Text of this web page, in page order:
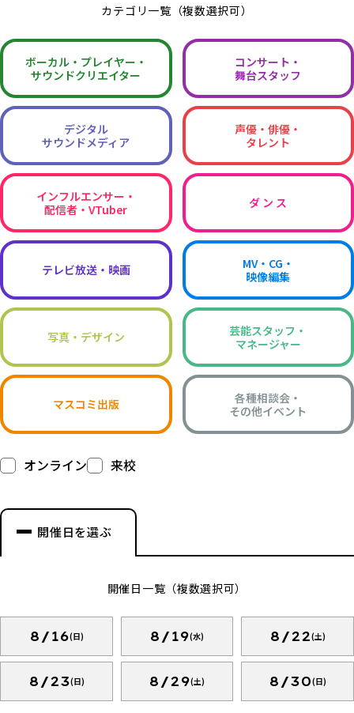
カテゴリ一覧（複数選択可）
ボーカル・ プレイヤー・
サウンドクリエイター
コンサート・
舞台スタッフ
デジタル
サウンドメディア
声優・俳優・
タレント
インフルエンサー・
配信者・VTuber
ダ ン ス
テレビ放送・映画
MV・CG・
映像編集
写真・デザイン
芸能スタッフ・
マネージャー
マスコミ出版
各種相談会・
その他イベント
オンライン 来校
開催日を選ぶ
開催日一覧（複数選択可）
8/16(日) 8/19(水) 8/22(土)
8/23(日) 8/29(土) 8/30(日)